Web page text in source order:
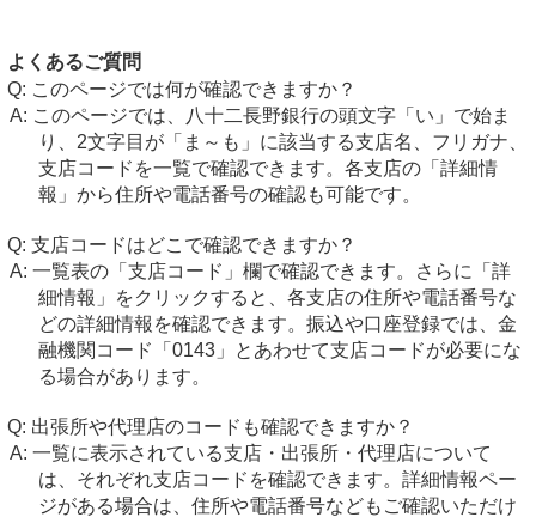
よくあるご質問
このページでは何が確認できますか？
このページでは、八十二長野銀行の頭文字「い」で始ま
り、2文字目が「ま～も」に該当する支店名、フリガナ、
支店コードを一覧で確認できます。各支店の「詳細情
報」から住所や電話番号の確認も可能です。
支店コードはどこで確認できますか？
一覧表の「支店コード」欄で確認できます。さらに「詳
細情報」をクリックすると、各支店の住所や電話番号な
どの詳細情報を確認できます。振込や口座登録では、金
融機関コード「0143」とあわせて支店コードが必要にな
る場合があります。
出張所や代理店のコードも確認できますか？
一覧に表示されている支店・出張所・代理店について
は、それぞれ支店コードを確認できます。詳細情報ペー
ジがある場合は、住所や電話番号などもご確認いただけ